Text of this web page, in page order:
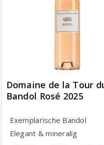
Domaine de la Tour
Bandol Rosé 2025
Exemplarische Bandol
Elegant & mineralig